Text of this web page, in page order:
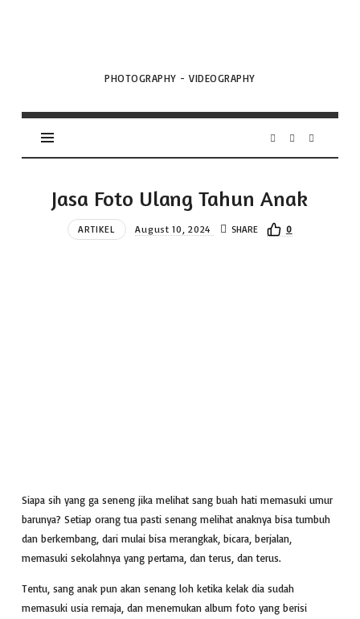
PHOTOGRAPHY - VIDEOGRAPHY
Jasa Foto Ulang Tahun Anak
ARTIKEL August 10, 2024 SHARE 0
Siapa sih yang ga seneng jika melihat sang buah hati memasuki umur
barunya? Setiap orang tua pasti senang melihat anaknya bisa tumbuh
dan berkembang, dari mulai bisa merangkak, bicara, berjalan,
memasuki sekolahnya yang pertama, dan terus, dan terus.
Tentu, sang anak pun akan senang loh ketika kelak dia sudah
memasuki usia remaja, dan menemukan album foto yang berisi